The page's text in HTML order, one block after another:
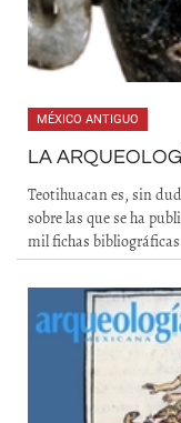
MÉXICO ANTIGUO
LA
Teotihuacan es, sin
sobre las que se ha
mil fichas